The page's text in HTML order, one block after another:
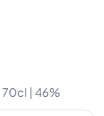
70cl | 46%